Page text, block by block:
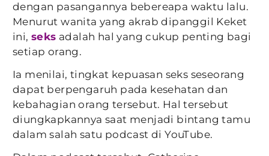
dengan pasangannya bebereapa waktu lalu.
Menurut wanita yang akrab dipanggil Keket
ini, seks adalah hal yang cukup penting bagi
setiap orang.
Ia menilai, tingkat kepuasan seks seseorang
dapat berpengaruh pada kesehatan dan
kebahagian orang tersebut. Hal tersebut
diungkapkannya saat menjadi bintang tamu
dalam salah satu podcast di YouTube.